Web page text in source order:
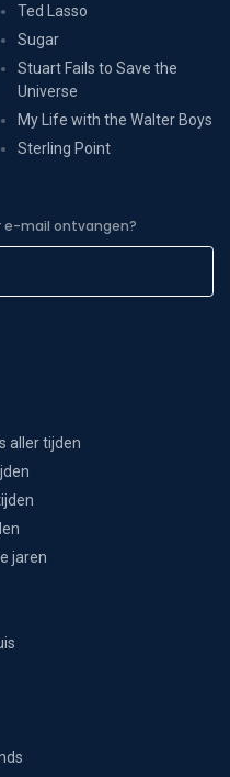
Ted Lasso
Sugar
Stuart Fails to Save the
Universe
My Life with the Walter Boys
Sterling Point
e-mail ontvangen?
aller tijden
jaren